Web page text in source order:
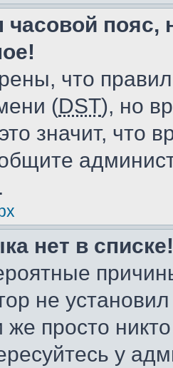
часовой пояс,
что
(DST), но
значит, что
нет в списке!
не
просто
у